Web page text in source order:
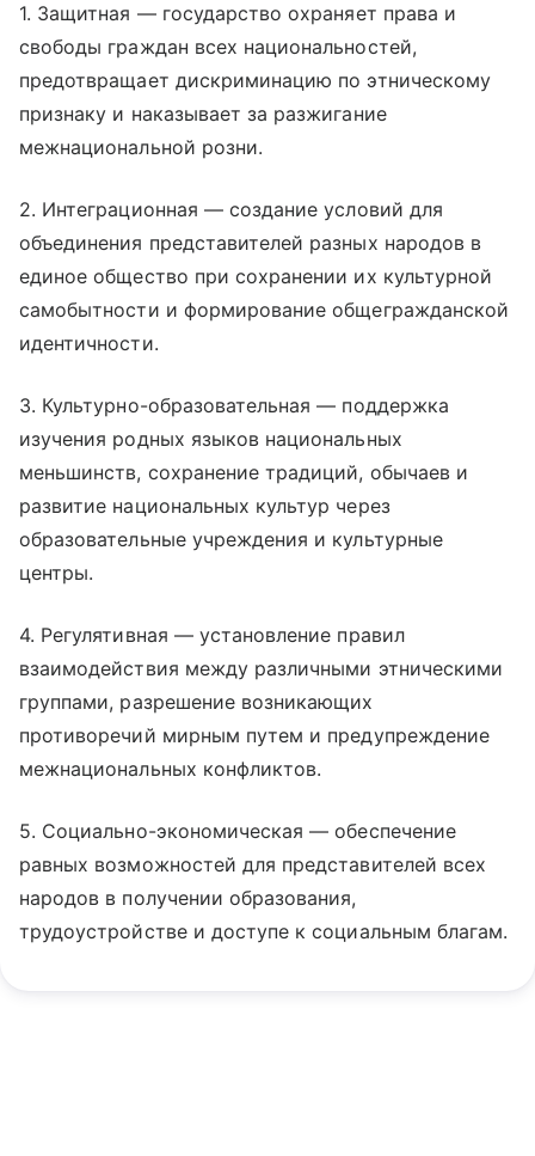
1. Защитная — государство охраняет права и
свободы граждан всех национальностей,
предотвращает дискриминацию по этническому
признаку и наказывает за разжигание
межнациональной розни.
2. Интеграционная — создание условий для
объединения представителей разных народов в
единое общество при сохранении их культурной
самобытности и формирование общегражданской
идентичности.
3. Культурно-образовательная — поддержка
изучения родных языков национальных
меньшинств, сохранение традиций, обычаев и
развитие национальных культур через
образовательные учреждения и культурные
центры.
4. Регулятивная — установление правил
взаимодействия между различными этническими
группами, разрешение возникающих
противоречий мирным путем и предупреждение
межнациональных конфликтов.
5. Социально-экономическая — обеспечение
равных возможностей для представителей всех
народов в получении образования,
трудоустройстве и доступе к социальным благам.